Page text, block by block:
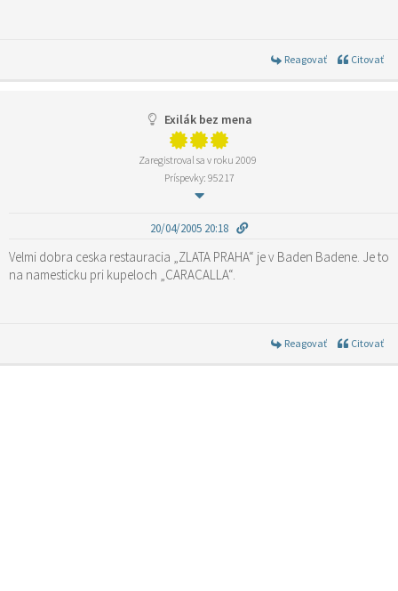
Reagovať Citovať
Exilák bez mena
Zaregistroval sa v roku 2009
Príspevky: 95217
20/04/2005 20:18
Velmi dobra ceska restauracia „ZLATA PRAHA“ je v Baden Badene. Je to
na namesticku pri kupeloch „CARACALLA“.
Reagovať Citovať